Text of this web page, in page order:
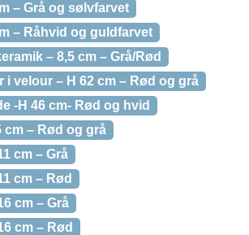
– Grå og sølvfarvet
– Råhvid og guldfarvet
– 8,5 cm – Grå/Rød
i velour – H 62 cm – Rød og grå
-H 46 cm- Rød og hvid
cm – Rød og grå
cm – Grå
cm – Rød
cm – Grå
cm – Rød